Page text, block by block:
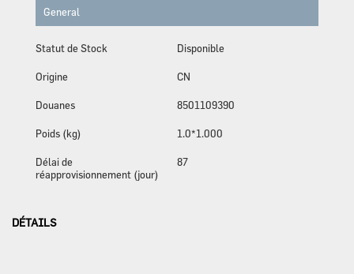
General
Statut de Stock Disponible
Origine CN
Douanes 8501109390
Poids (kg) 1.0*1.000
Délai de
réapprovisionnement (jour)
87
DÉTAILS